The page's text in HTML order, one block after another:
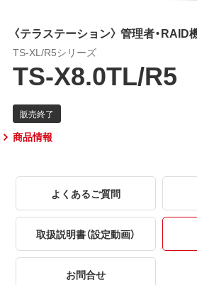
〈テラステーション〉 管理者・
TS-XL/R5シリーズ
TS-X8.0TL/R5
商品情報
よくあるご質問
取扱説明書（設定動画）
お問合せ